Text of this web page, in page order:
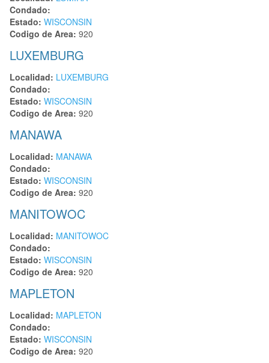
Condado:
Estado: WISCONSIN
Codigo de Area: 920
LUXEMBURG
Localidad: LUXEMBURG
Condado:
Estado: WISCONSIN
Codigo de Area: 920
MANAWA
Localidad: MANAWA
Condado:
Estado: WISCONSIN
Codigo de Area: 920
MANITOWOC
Localidad: MANITOWOC
Condado:
Estado: WISCONSIN
Codigo de Area: 920
MAPLETON
Localidad: MAPLETON
Condado:
Estado: WISCONSIN
Codigo de Area: 920